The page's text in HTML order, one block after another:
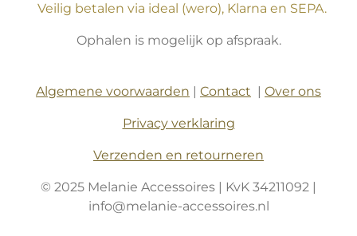
Veilig betalen via ideal (wero), Klarna en SEPA.
Ophalen is mogelijk op afspraak.
Algemene voorwaarden | Contact | Over ons
Privacy verklaring
Verzenden en retourneren
© 2025 Melanie Accessoires | KvK 34211092 |
info@melanie-accessoires.nl